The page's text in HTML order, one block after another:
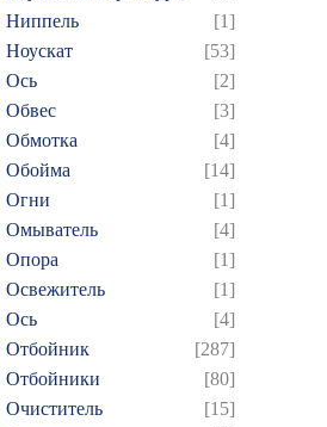
Ниппель
[1]
Ноускат
[53]
Оcь
[2]
Обвес
[3]
Обмотка
[4]
Обойма
[14]
Огни
[1]
Омыватель
[4]
Опора
[1]
Освежитель
[1]
Ось
[4]
Отбойник
[287]
Отбойники
[80]
Очиститель
[15]